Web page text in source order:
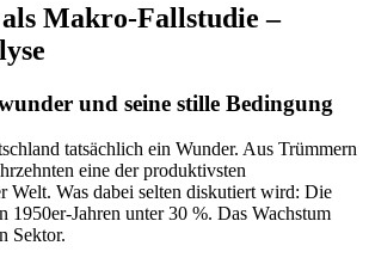
Makro-Fallstudie –
und seine stille Bedingung
tatsächlich ein Wunder. Aus Trümmern
eine der produktivsten
Welt. Was dabei selten diskutiert wird: Die
1950er-Jahren unter 30 %. Das Wachstum
Sektor.